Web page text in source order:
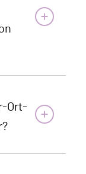
Ort-